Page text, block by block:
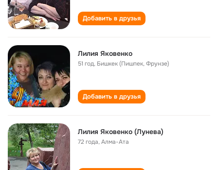
Добавить в друзья
Лилия Яковенко
51 год, Бишкек (Пишпек, Фрунзе)
Добавить в друзья
Лилия Яковенко (Лунева)
72 года,Алма-Ата